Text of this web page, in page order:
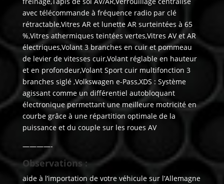
avec télécommande à fréquence radio par clé
rétractable,Vitres AR et lunette AR surteintées à 65
%,Vitres athermiques teintées vertes,Vitres AV et AR
électriques,Volant 3 branches en cuir et pommeau
de levier de vitesses cuir,Volant réglable en hauteur
et en profondeur,Volant Sport cuir multifonction 3
branches siglé ,Volkswagen e-Pass,XDS : Système
agissant comme un différentiel autobloquant
électronique permettant une meilleure motricité en
courbe grâce à une répartition optimale de la
puissance et du couple sur les roues AV
————-
Observations :
aide à l’importation de votre véhicule sur l’Allemagne